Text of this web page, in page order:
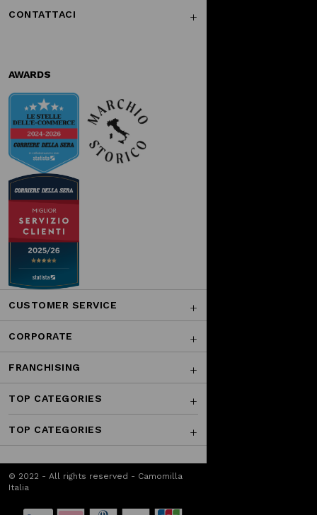
CONTATTACI
AWARDS
CUSTOMER SERVICE
CORPORATE
FRANCHISING
TOP CATEGORIES
TOP CATEGORIES
© 2022 - All rights reserved - Camomilla
Italia